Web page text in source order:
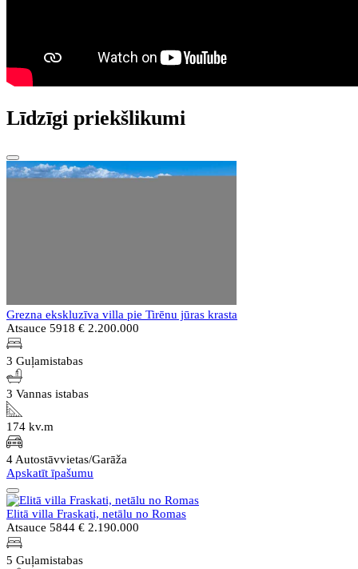
Līdzīgi priekšlikumi
Grezna ekskluzīva villa pie Tirēnu jūras krasta
Atsauce 5918 € 2.200.000
3 Guļamistabas
3 Vannas istabas
174 kv.m
4 Autostāvvietas/Garāža
Apskatīt īpašumu
Elitā villa Fraskati, netālu no Romas
Atsauce 5844 € 2.190.000
5 Guļamistabas